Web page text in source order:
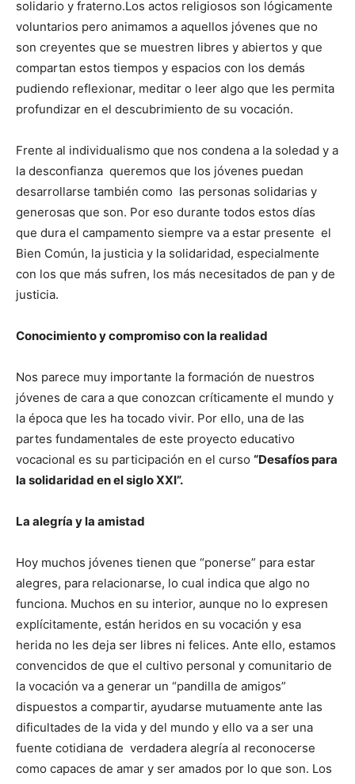
solidario y fraterno.Los actos religiosos son lógicamente
voluntarios pero animamos a aquellos jóvenes que no
son creyentes que se muestren libres y abiertos y que
compartan estos tiempos y espacios con los demás
pudiendo reflexionar, meditar o leer algo que les permita
profundizar en el descubrimiento de su vocación.
Frente al individualismo que nos condena a la soledad y a
la desconfianza queremos que los jóvenes puedan
desarrollarse también como las personas solidarias y
generosas que son. Por eso durante todos estos días
que dura el campamento siempre va a estar presente el
Bien Común, la justicia y la solidaridad, especialmente
con los que más sufren, los más necesitados de pan y de
justicia.
Conocimiento y compromiso con la realidad
Nos parece muy importante la formación de nuestros
jóvenes de cara a que conozcan críticamente el mundo y
la época que les ha tocado vivir. Por ello, una de las
partes fundamentales de este proyecto educativo
vocacional es su participación en el curso “Desafíos para
la solidaridad en el siglo XXI”.
La alegría y la amistad
Hoy muchos jóvenes tienen que “ponerse” para estar
alegres, para relacionarse, lo cual indica que algo no
funciona. Muchos en su interior, aunque no lo expresen
explícitamente, están heridos en su vocación y esa
herida no les deja ser libres ni felices. Ante ello, estamos
convencidos de que el cultivo personal y comunitario de
la vocación va a generar un “pandilla de amigos”
dispuestos a compartir, ayudarse mutuamente ante las
dificultades de la vida y del mundo y ello va a ser una
fuente cotidiana de verdadera alegría al reconocerse
como capaces de amar y ser amados por lo que son. Los